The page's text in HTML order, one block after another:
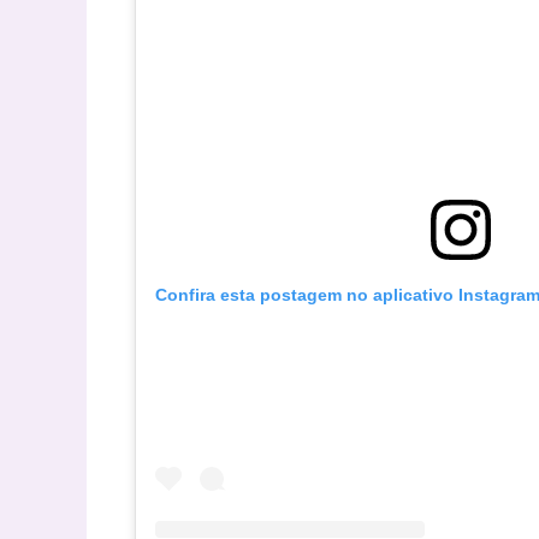
Confira esta postagem no aplicativo Instagram